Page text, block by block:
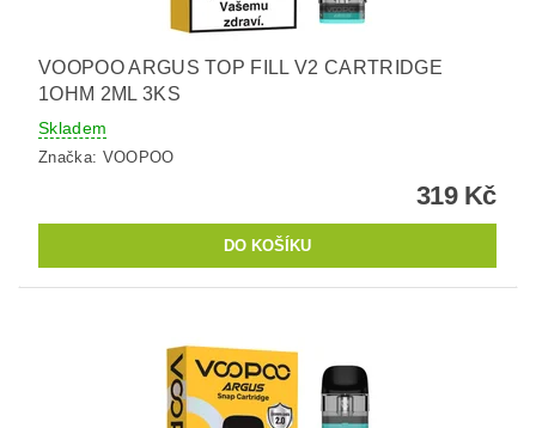
VOOPOO ARGUS TOP FILL V2 CARTRIDGE
1OHM 2ML 3KS
Skladem
Značka: VOOPOO
319 Kč